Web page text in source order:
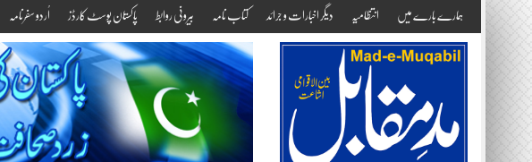
to
content
ہمارے بارے میں انتظامیہ دیگر اخبارات و جرائد کتاب نامہ بیرونی روابط پاکستان پوسٹ کارڈز اُردو سفرنامہ